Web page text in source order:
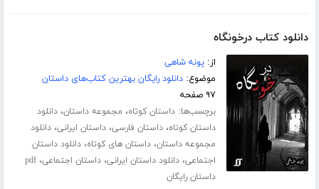
دانلود کتاب درخونگاه
از:پونه شاهی
موضوع:دانلود رایگان بهترین کتاب‌های داستان
۹۷ صفحه
برچسب‌ها:داستان کوتاه، مجموعه داستان،دانلود
داستان کوتاه،داستان فارسی،داستان ایرانی،دانلود
مجموعه داستان،داستان های کوتاه،دانلود داستان
اجتماعی،دانلود داستان ایرانی،داستان اجتماعی،pdf
داستان رایگان